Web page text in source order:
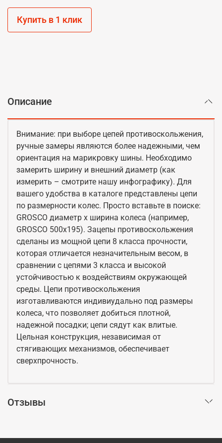
Купить в 1 клик
Описание
Внимание: при выборе цепей противоскольжения,
ручные замеры являются более надежными, чем
ориентация на марикровку шины. Необходимо
замерить ширину и внешний диаметр (как
измерить – смотрите нашу инфографику). Для
вашего удобства в каталоге представлены цепи
по размерности колес. Просто вставьте в поиске:
GROSCO диаметр x ширина колеса (например,
GROSCO 500x195). Зацепы противоскольжения
сделаны из мощной цепи 8 класса прочности,
которая отличается незначительным весом, в
сравнении с цепями 3 класса и высокой
устойчивостью к воздействиям окружающей
среды. Цепи противоскольжения
изготавливаются индивиудально под размеры
колеса, что позволяет добиться плотной,
надежной посадки; цепи сядут как влитые.
Цельная конструкция, независимая от
стягивающих механизмов, обеспечивает
сверхпрочность.
Отзывы